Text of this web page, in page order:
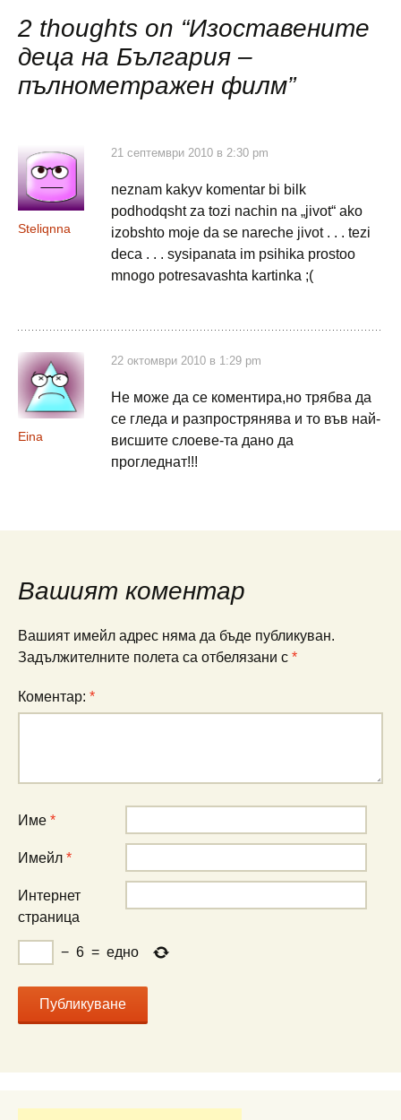
публикациите
2 thoughts on “Изоставените
деца на България –
пълнометражен филм”
Steliqnna
21 септември 2010 в 2:30 pm
neznam kakyv komentar bi bilk
podhodqsht za tozi nachin na „jivot“ ako
izobshto moje da se nareche jivot . . . tezi
deca . . . sysipanata im psihika prostoo
mnogo potresavashta kartinka ;(
Eina
22 октомври 2010 в 1:29 pm
Не може да се коментира,но трябва да
се гледа и разпрострянява и то във най-
висшите слоеве-та дано да
прогледнат!!!
Вашият коментар
Вашият имейл адрес няма да бъде публикуван.
Задължителните полета са отбелязани с *
Коментар: *
Име *
Имейл *
Интернет
страница
− 6 = едно